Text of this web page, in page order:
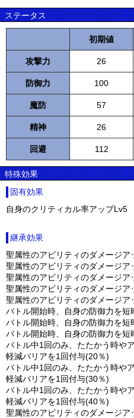
ステータス
初期値
攻撃力 26
防御力 100
魔防 57
精神 26
回避 112
特殊効果
固有効果
自身のクリティカル率アップLv5
継承効果
聖属性のアビリティのダメージア
聖属性のアビリティのダメージア
聖属性のアビリティのダメージア
聖属性のアビリティのダメージア
聖属性のアビリティのダメージア
バトル開始時、自身の防御力を短
バトル開始時、自身の防御力を短
バトル開始時、自身の防御力を短
バトル中1回のみ、たたかう時や
軽減バリアを1回付与(20％)
バトル中1回のみ、たたかう時や
軽減バリアを1回付与(30％)
バトル中1回のみ、たたかう時や
軽減バリアを1回付与(40％)
聖属性のアビリティのダメージア